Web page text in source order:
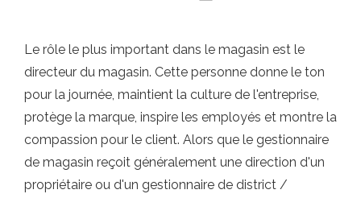
Le rôle le plus important dans le magasin est le
directeur du magasin. Cette personne donne le ton
pour la journée, maintient la culture de l'entreprise,
protège la marque, inspire les employés et montre la
compassion pour le client. Alors que le gestionnaire
de magasin reçoit généralement une direction d'un
propriétaire ou d'un gestionnaire de district /